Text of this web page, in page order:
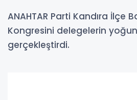
ANAHTAR Parti Kandıra İlçe
Kongresini delegelerin yoğun
gerçekleştirdi.